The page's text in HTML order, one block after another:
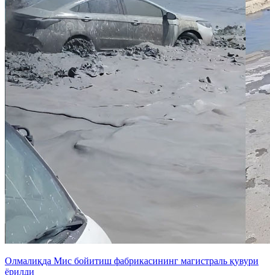
Олмалиқда Мис бойитиш фабрикасининг магистраль қувури
ёрилди